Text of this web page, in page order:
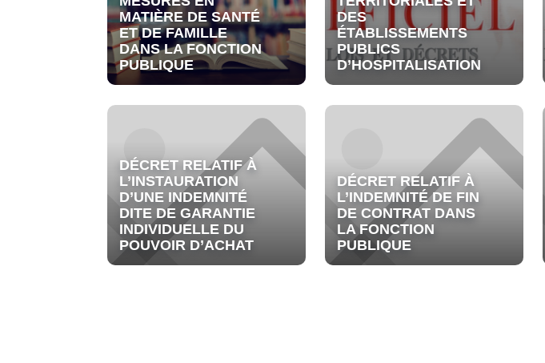
MATIÈRE DE SANTÉ
ET DE FAMILLE
DANS LA FONCTION
PUBLIQUE
DES
ÉTABLISSEMENTS
PUBLICS
D’HOSPITALISATION
DÉCRET RELATIF À
L’INSTAURATION
D’UNE INDEMNITÉ
DITE DE GARANTIE
INDIVIDUELLE DU
POUVOIR D’ACHAT
DÉCRET RELATIF À
L’INDEMNITÉ DE FIN
DE CONTRAT DANS
LA FONCTION
PUBLIQUE